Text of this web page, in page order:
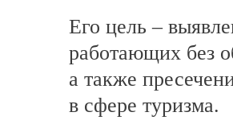
Его цель –
работающих без
а также
в сфере туризма.